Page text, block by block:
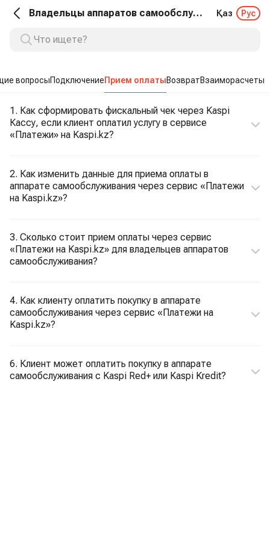
Владельцы аппаратов самообслуживания. Прием оплаты Қаз Рус
вопросыПодключениеПрием оплатыВозвратВзаиморасчеты
1. Как сформировать фискальный чек через Kaspi
Кассу, если клиент оплатил услугу в сервисе
«Платежи» на Kaspi.kz?
2. Как изменить данные для приема оплаты в
аппарате самообслуживания через сервис «Платежи
на Kaspi.kz»?
3. Сколько стоит прием оплаты через сервис
«Платежи на Kaspi.kz» для владельцев аппаратов
самообслуживания?
4. Как клиенту оплатить покупку в аппарате
самообслуживания через сервис «Платежи на
Kaspi.kz»?
6. Клиент может оплатить покупку в аппарате
самообслуживания с Kaspi Red+ или Kaspi Kredit?